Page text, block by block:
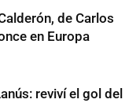
de Carlos
en Europa
reviví el gol del